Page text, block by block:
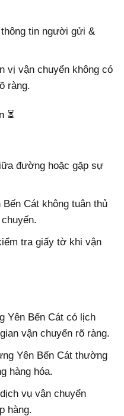
thông tin người gửi &
vị vận chuyển không có
ràng.
⏳
đường hoặc gặp sự
Cát không tuân thủ
tra giấy tờ khi vận
Yên Bến Cát có lịch
vận chuyển rõ ràng.
Yên Bến Cát thường
hàng hóa.
vụ vận chuyển
hàng.